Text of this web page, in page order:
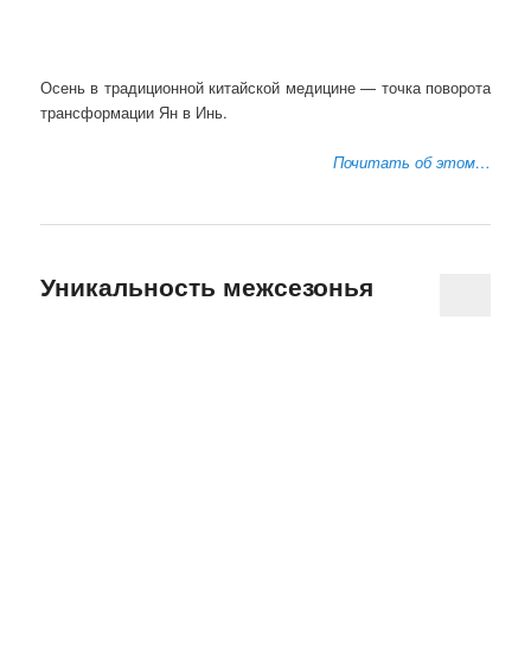
Осень в традиционной китайской медицине — точка поворота
трансформации Ян в Инь.
Почитать об этом…
Уникальность межсезонья